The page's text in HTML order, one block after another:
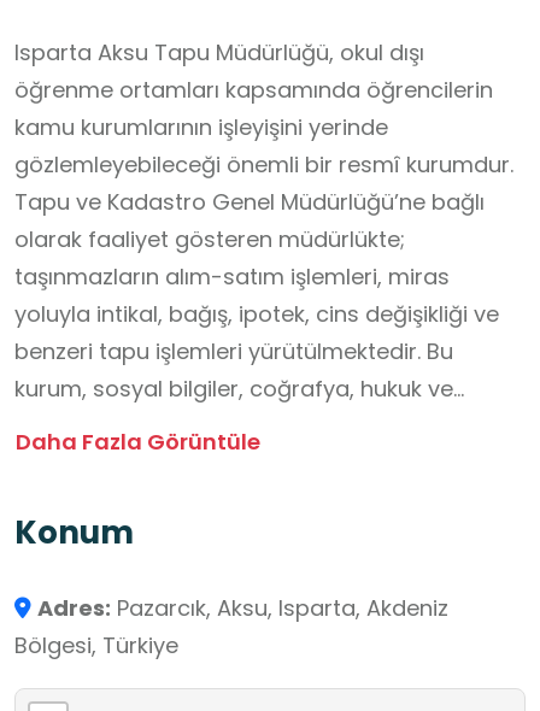
Isparta Aksu Tapu Müdürlüğü, okul dışı
öğrenme ortamları kapsamında öğrencilerin
kamu kurumlarının işleyişini yerinde
gözlemleyebileceği önemli bir resmî kurumdur.
Tapu ve Kadastro Genel Müdürlüğü’ne bağlı
olarak faaliyet gösteren müdürlükte;
taşınmazların alım-satım işlemleri, miras
yoluyla intikal, bağış, ipotek, cins değişikliği ve
benzeri tapu işlemleri yürütülmektedir. Bu
kurum, sosyal bilgiler, coğrafya, hukuk ve
vatandaşlık dersleriyle doğrudan
düzeni, devlet kurumlarının görev ve
bilgi edinebilir; kamu hizmetlerinin nasıl
planlandığını ve yürütüldüğünü
gözlemleyebilirler. Ziyaret sırasında öğrenciler,
Daha Fazla Görüntüle
Konum
Adres: Pazarcık, Aksu, Isparta, Akdeniz
Bölgesi, Türkiye